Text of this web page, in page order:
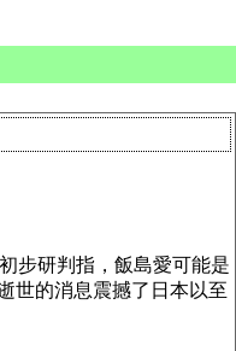
步研判指，飯島愛可能是
世的消息震撼了日本以至